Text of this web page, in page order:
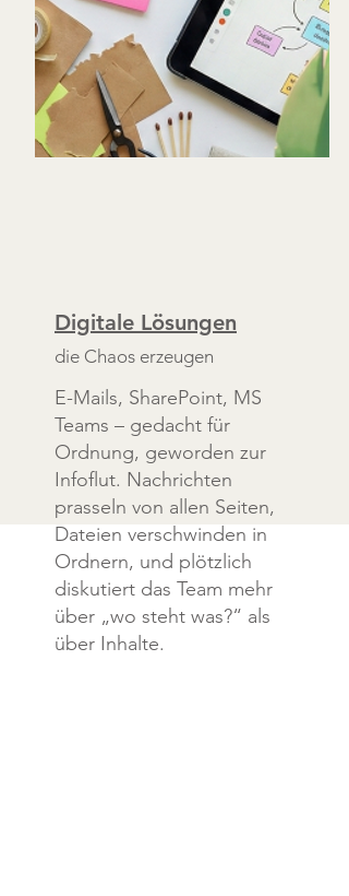
Digitale Lösungen
die Chaos erzeugen
E-Mails, SharePoint, MS
Teams – gedacht für
Ordnung, geworden zur
Infoflut. Nachrichten
prasseln von allen Seiten,
Dateien verschwinden in
Ordnern, und plötzlich
diskutiert das Team mehr
über „wo steht was?“ als
über Inhalte.